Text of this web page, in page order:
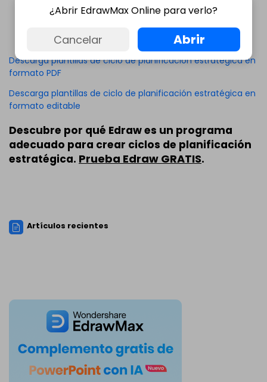
Descarga plantillas de ciclo de planificación estratégica en
formato PDF
Descarga plantillas de ciclo de planificación estratégica en
formato editable
Descubre por qué Edraw es un programa
adecuado para crear ciclos de planificación
estratégica. Prueba Edraw GRATIS.
Artículos recientes
¿Abrir EdrawMax Online para verlo?
Cancelar Abrir